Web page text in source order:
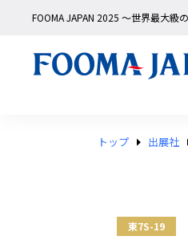
FOOMA JAPAN 2025 〜世界最大
トップ 出展社
東7S-19